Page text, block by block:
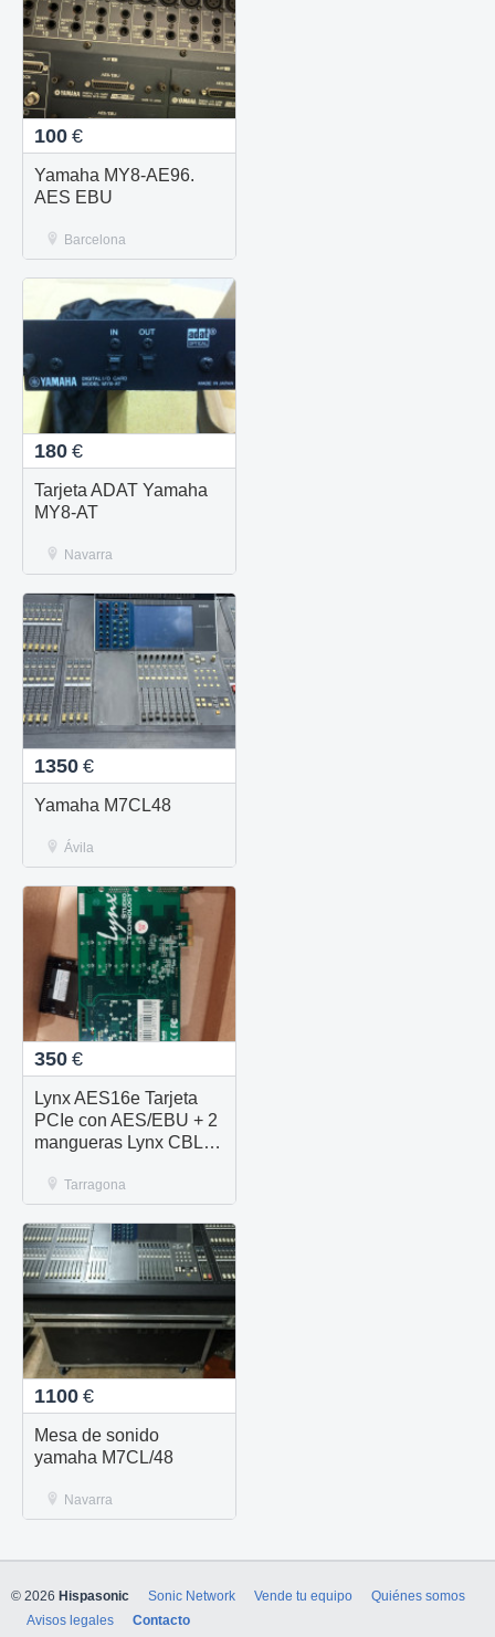
100 €
Yamaha MY8-AE96.
AES EBU
Barcelona
180 €
Tarjeta ADAT Yamaha
MY8-AT
Navarra
1350 €
Yamaha M7CL48
Ávila
350 €
Lynx AES16e Tarjeta
PCIe con AES/EBU + 2
mangueras Lynx CBL-
Tarragona
1100 €
Mesa de sonido
yamaha M7CL/48
Navarra
© 2026 Hispasonic Sonic Network Vende tu equipo
Quiénes somos
Avisos legales
Contacto